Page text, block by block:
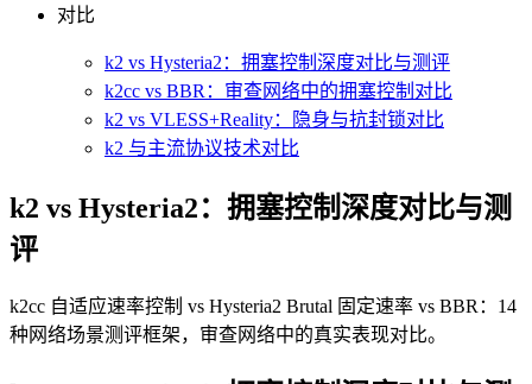
对比
k2 vs Hysteria2：拥塞控制深度对比与测评
k2cc vs BBR：审查网络中的拥塞控制对比
k2 vs VLESS+Reality：隐身与抗封锁对比
k2 与主流协议技术对比
k2 vs Hysteria2：拥塞控制深度对比与测
评
k2cc 自适应速率控制 vs Hysteria2 Brutal 固定速率 vs BBR：14
种网络场景测评框架，审查网络中的真实表现对比。